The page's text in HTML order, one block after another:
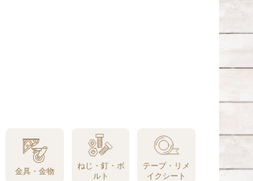
金具・金物
ねじ・釘・ボ
ルト
テープ・リメ
イクシート